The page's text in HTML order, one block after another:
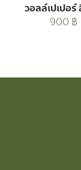
วอลล์เปเปอร์
900 ฿